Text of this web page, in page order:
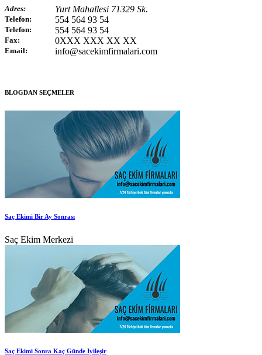
Adres: Yurt Mahallesi 71329 Sk.
Telefon: 554 564 93 54
Telefon: 554 564 93 54
Fax: 0XXX XXX XX XX
Email: info@sacekimfirmalari.com
BLOGDAN SEÇMELER
Saç Ekimi Bir Ay Sonrası
Saç Ekim Merkezi
Saç Ekimi Sonra Kaç Günde Iyileşir